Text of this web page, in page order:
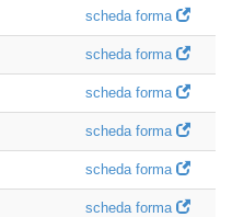
scheda forma
scheda forma
scheda forma
scheda forma
scheda forma
scheda forma